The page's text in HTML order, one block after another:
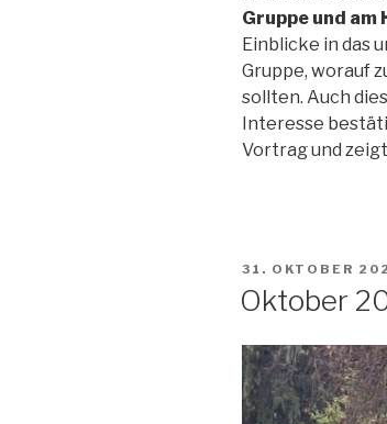
Gruppe und am
Einblicke in das
Gruppe, worauf
sollten. Auch
Interesse
Vortrag und
31. OKTOBER
Oktober